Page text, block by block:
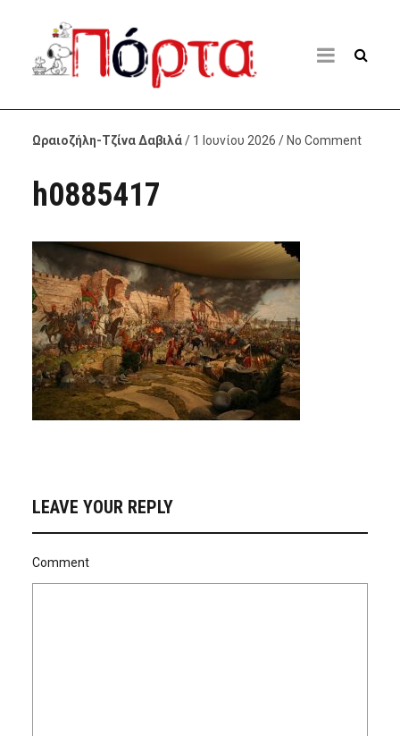
Ωραιοζήλη-Τζίνα Δαβιλά/ 1 Ιουνίου 2026 / No Comment
h0885417
LEAVE YOUR REPLY
Comment